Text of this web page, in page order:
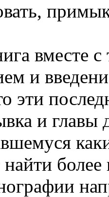
вместе
и
эти
и главы